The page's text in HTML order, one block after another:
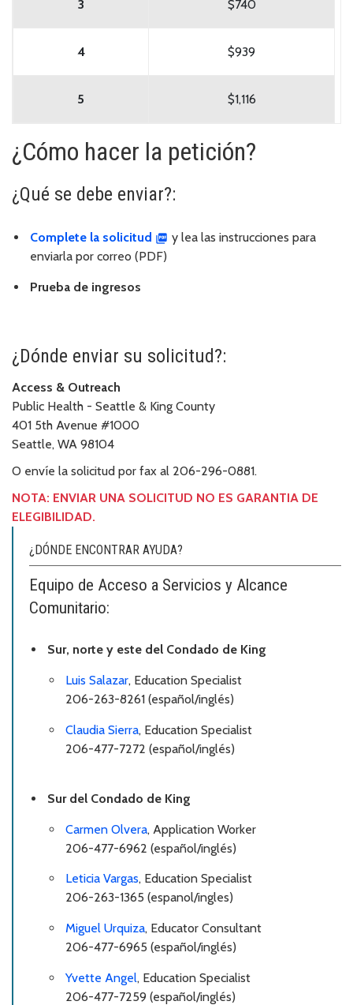
3 $740
4 $939
5 $1,116
¿Cómo hacer la petición?
¿Qué se debe enviar?:
Complete la solicitud
y lea las instrucciones para
enviarla por correo (PDF)
Prueba de ingresos
¿Dónde enviar su solicitud?:
Access & Outreach
Public Health - Seattle & King County
401 5th Avenue #1000
Seattle, WA 98104
O envíe la solicitud por fax al 206-296-0881.
NOTA: ENVIAR UNA SOLICITUD NO ES GARANTIA DE
ELEGIBILIDAD.
¿DÓNDE ENCONTRAR AYUDA?
Equipo de Acceso a Servicios y Alcance
Comunitario:
Sur, norte y este del Condado de King
Luis Salazar, Education Specialist
206-263-8261 (español/inglés)
Claudia Sierra, Education Specialist
206-477-7272 (español/inglés)
Sur del Condado de King
Carmen Olvera, Application Worker
206-477-6962 (español/inglés)
Leticia Vargas, Education Specialist
206-263-1365 (espanol/ingles)
Miguel Urquiza, Educator Consultant
206-477-6965 (español/inglés)
Yvette Angel, Education Specialist
206-477-7259 (español/inglés)